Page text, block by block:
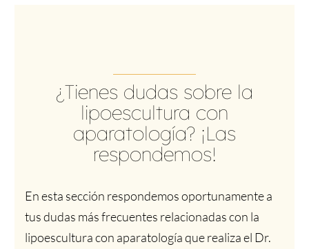
¿Tienes dudas sobre la
lipoescultura con
aparatología? ¡Las
respondemos!
En esta sección respondemos oportunamente a
tus dudas más frecuentes relacionadas con la
lipoescultura con aparatología que realiza el Dr.